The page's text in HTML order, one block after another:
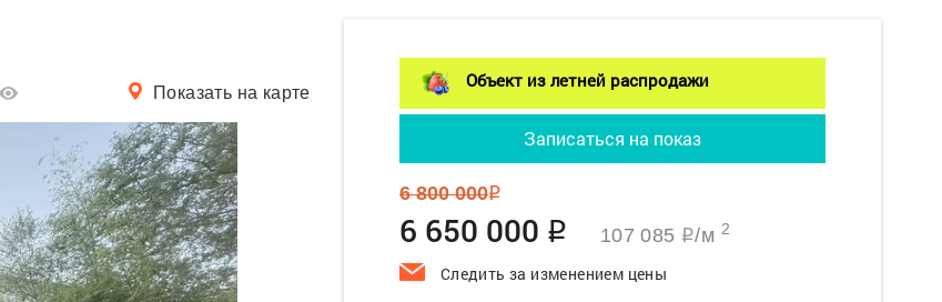
Показать на карте
Объект из летней распродажи
Записаться на показ
6 800 000q
6 650 000 q 107 085 q/м 2
Следить за изменением цены